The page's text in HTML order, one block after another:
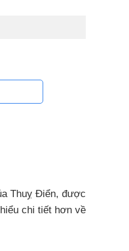
Thuỵ Điển, được
chi tiết hơn về